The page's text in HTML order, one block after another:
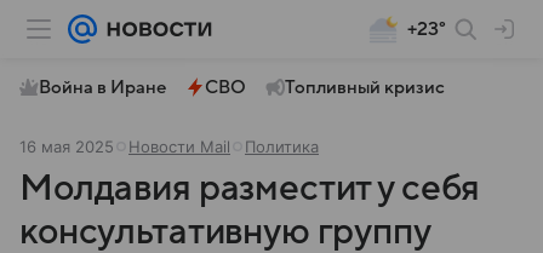
+23°
Война в Иране СВО Топливный кризис
16 мая 2025 Новости Mail Политика
Молдавия разместит у себя
консультативную группу